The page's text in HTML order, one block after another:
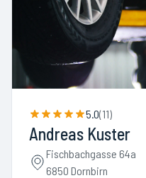
5.0(11)
Andreas Kuster
Fischbachgasse 64a
6850 Dornbirn